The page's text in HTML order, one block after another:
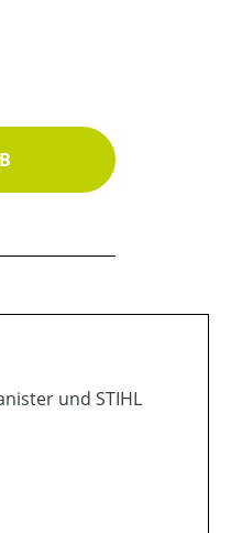
ein oder
und STIHL